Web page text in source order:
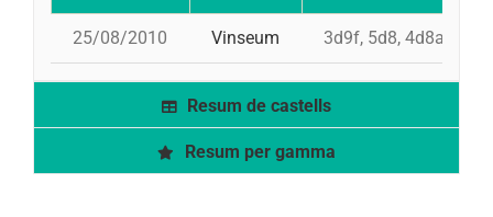
25/08/2010 Vinseum 3d9f, 5d8, 4d8a,
Resum de castells
Resum per gamma